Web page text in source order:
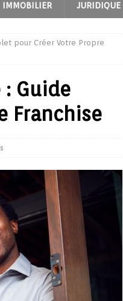
IMMOBILIER JURIDIQUE
pour Créer Votre Propre
Guide
Franchise